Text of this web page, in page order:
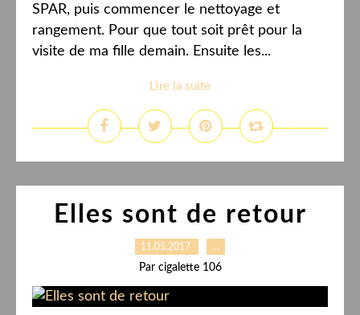
SPAR, puis commencer le nettoyage et
rangement. Pour que tout soit prêt pour la
visite de ma fille demain. Ensuite les...
Lire la suite
Elles sont de retour
11.05.2017 …
Par cigalette 106